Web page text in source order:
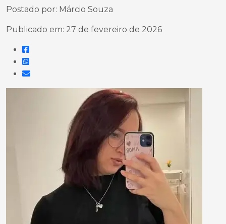
Postado por: Márcio Souza
Publicado em: 27 de fevereiro de 2026